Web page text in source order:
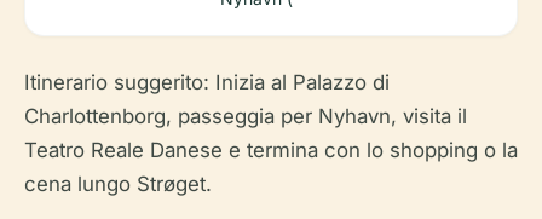
Itinerario suggerito: Inizia al Palazzo di
Charlottenborg, passeggia per Nyhavn, visita il
Teatro Reale Danese e termina con lo shopping o la
cena lungo Strøget.